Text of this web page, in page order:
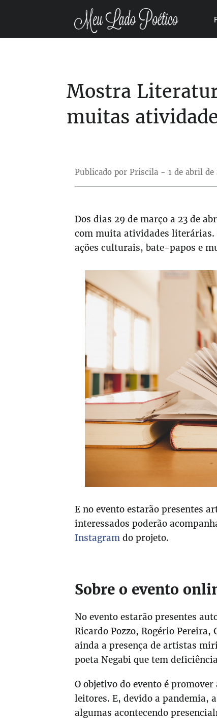
Mostra
muitas
Publicado por Priscila - 1 de abril de
Dos dias 29 de março a 23 de
com muita atividades
ações culturais, bate-papos e
E no evento estarão presentes
interessados poderão
Instagram do projeto.
Sobre o evento
No evento estarão presentes
Ricardo Pozzo, Rogério Pereira,
ainda a presença de artistas
poeta Negabi que tem
O objetivo do evento é
leitores. E, devido a pandemia,
algumas acontecendo